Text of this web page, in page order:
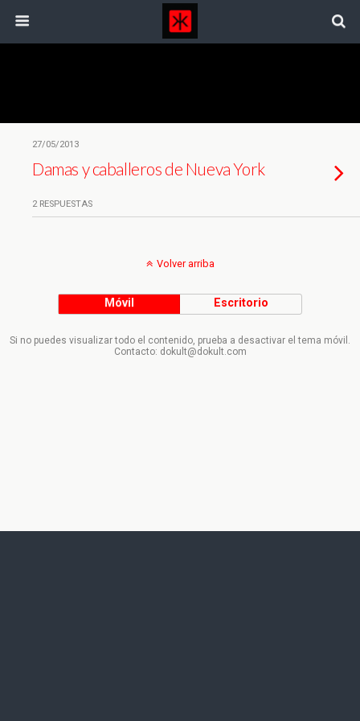
27/05/2013
Damas y caballeros de Nueva York
2 RESPUESTAS
Volver arriba
Móvil Escritorio
Si no puedes visualizar todo el contenido, prueba a desactivar el tema móvil.
Contacto: dokult@dokult.com